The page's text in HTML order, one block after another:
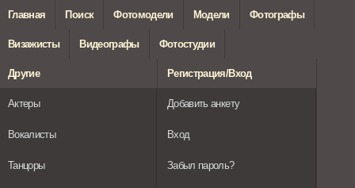
Главная Поиск Фотомодели Модели Фотографы
Визажисты Видеографы Фотостудии
Другие
Актеры
Вокалисты
Танцоры
Регистрация/Вход
Добавить анкету
Вход
Забыл пароль?